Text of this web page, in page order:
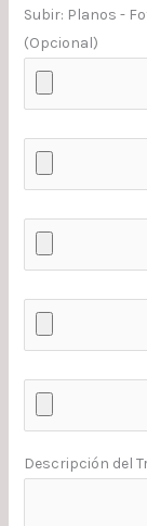
Subir: Planos -
(Opcional)
Descripción del